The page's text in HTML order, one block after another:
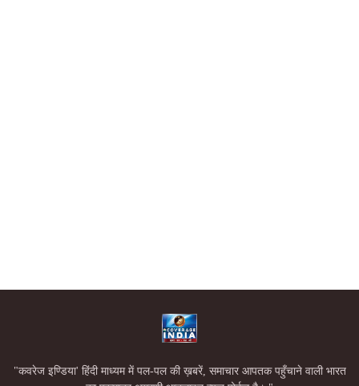
"कवरेज इण्डिया' हिंदी माध्यम में पल-पल की ख़बरें, समाचार आपतक पहुँचाने वाली भारत